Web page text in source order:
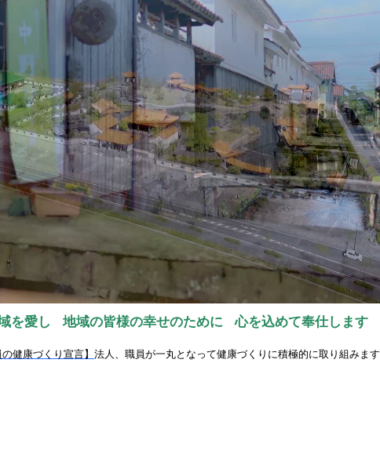
を愛し 地域の皆様の幸せのために 心を込めて奉仕します
健康づくり宣言】 法人、職員が一丸となって健康づくりに積極的に取り組みます